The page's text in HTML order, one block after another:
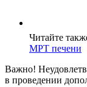
Читайте
МРТ печени
Важно!
в проведении